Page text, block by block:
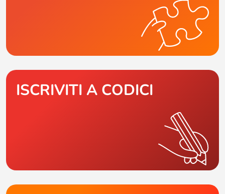
ISCRIVITI A CODICI